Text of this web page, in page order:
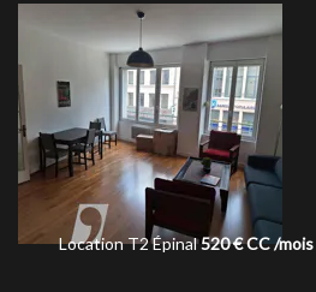
VenteMaisonÉpinal239 000€